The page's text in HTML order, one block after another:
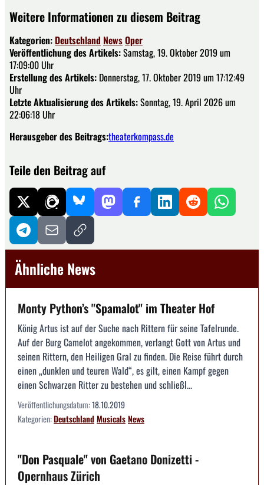
Weitere Informationen zu diesem Beitrag
Kategorien: Deutschland NewsOper
Veröffentlichung des Artikels:Samstag, 19. Oktober 2019 um
17:09:00 Uhr
Erstellung des Artikels: Donnerstag, 17. Oktober 2019 um 17:12:49
Uhr
Letzte Aktualisierung des Artikels:Sonntag, 19. April 2026 um
22:06:18 Uhr
Herausgeber des Beitrags:theaterkompass.de
Teile den Beitrag auf
Ähnliche News
Monty Python’s "Spamalot" im Theater Hof
König Artus ist auf der Suche nach Rittern für seine Tafelrunde.
Auf der Burg Camelot angekommen, verlangt Gott von Artus und
seinen Rittern, den Heiligen Gral zu finden. Die Reise führt durch
einen „dunklen und teuren Wald“, es gilt, einen Kampf gegen
einen Schwarzen Ritter zu bestehen und schließl...
Veröffentlichungsdatum:18.10.2019
Kategorien:DeutschlandMusicalsNews
"Don Pasquale" von Gaetano Donizetti -
Opernhaus Zürich